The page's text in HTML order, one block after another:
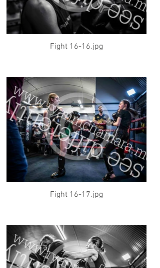
Fight 16-16.jpg
Fight 16-17.jpg